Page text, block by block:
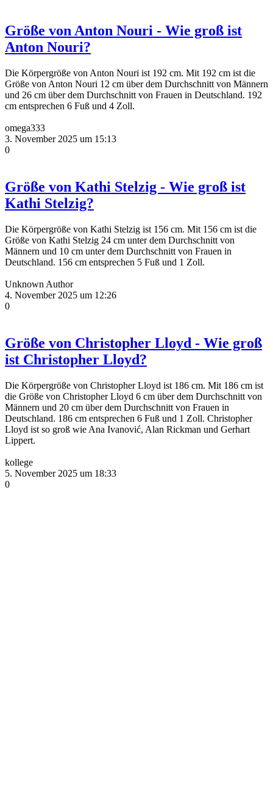
Größe von Anton Nouri - Wie groß ist
Anton Nouri?
Die Körpergröße von Anton Nouri ist 192 cm. Mit 192 cm ist die
Größe von Anton Nouri 12 cm über dem Durchschnitt von Männern
und 26 cm über dem Durchschnitt von Frauen in Deutschland. 192
cm entsprechen 6 Fuß und 4 Zoll.
omega333
3. November 2025 um 15:13
0
Größe von Kathi Stelzig - Wie groß ist
Kathi Stelzig?
Die Körpergröße von Kathi Stelzig ist 156 cm. Mit 156 cm ist die
Größe von Kathi Stelzig 24 cm unter dem Durchschnitt von
Männern und 10 cm unter dem Durchschnitt von Frauen in
Deutschland. 156 cm entsprechen 5 Fuß und 1 Zoll.
Unknown Author
4. November 2025 um 12:26
0
Größe von Christopher Lloyd - Wie groß
ist Christopher Lloyd?
Die Körpergröße von Christopher Lloyd ist 186 cm. Mit 186 cm ist
die Größe von Christopher Lloyd 6 cm über dem Durchschnitt von
Männern und 20 cm über dem Durchschnitt von Frauen in
Deutschland. 186 cm entsprechen 6 Fuß und 1 Zoll. Christopher
Lloyd ist so groß wie Ana Ivanović, Alan Rickman und Gerhart
Lippert.
kollege
5. November 2025 um 18:33
0